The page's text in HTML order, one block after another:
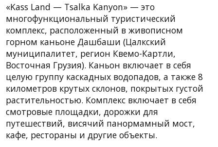
«Kass Land — Tsalka Kanyon» — это
многофункциональный туристический
комплекс, расположенный в живописном
горном каньоне Дашбаши (Цалкский
муниципалитет, регион Квемо-Картли,
Восточная Грузия). Каньон включает в себя
целую группу каскадных водопадов, а также 8
километров крутых склонов, покрытых густой
растительностью. Комплекс включает в себя
смотровые площадки, дорожки для
путешествий, висячий панормамный мост,
кафе, рестораны и другие объекты.